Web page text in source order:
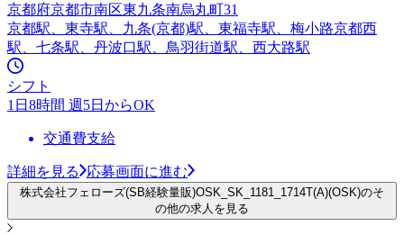
京都府京都市南区東九条南烏丸町31
京都駅、東寺駅、九条(京都)駅、東福寺駅、梅小路京都西
駅、七条駅、丹波口駅、鳥羽街道駅、西大路駅
シフト
1日8時間 週5日からOK
交通費支給
詳細を見る 応募画面に進む
株式会社フェローズ(SB経験量販)OSK_SK_1181_1714T(A)(OSK)のそ
の他の求人を見る